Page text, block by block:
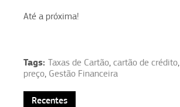
Até a próxima!
Tags: Taxas de Cartão, cartão de crédito,
preço, Gestão Financeira
Recentes